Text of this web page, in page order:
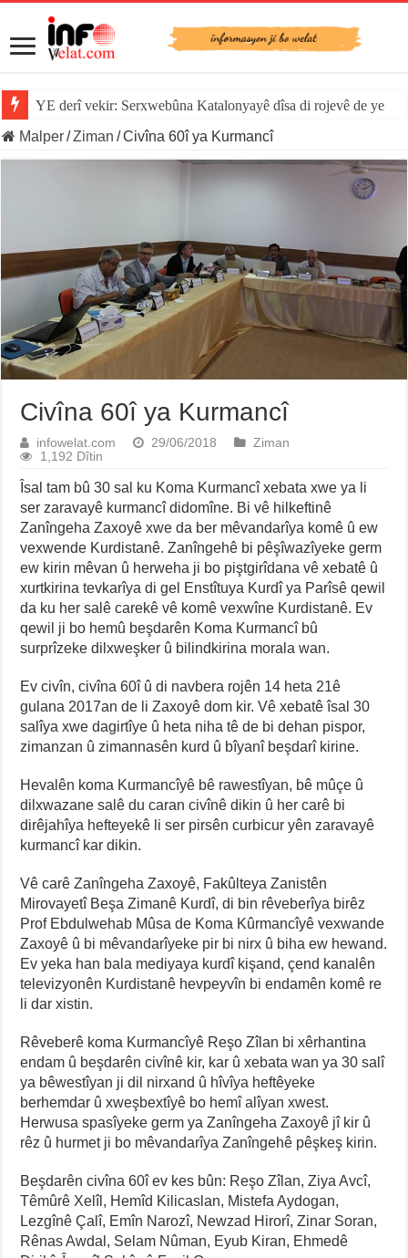
YE derî vekir: Serxwebûna Katalonyayê dîsa di rojevê de ye
Malper/Ziman /Civîna 60î ya Kurmancî
Civîna 60î ya Kurmancî
infowelat.com 29/06/2018
Ziman
1,192 Dîtin
Îsal tam bû 30 sal ku Koma Kurmancî xebata xwe ya li
ser zaravayê kurmancî didomîne. Bi vê hilkeftinê
Zanîngeha Zaxoyê xwe da ber mêvandarîya komê û ew
vexwende Kurdistanê. Zanîngehê bi pêşîwazîyeke germ
ew kirin mêvan û herweha ji bo piştgirîdana vê xebatê û
xurtkirina tevkarîya di gel Enstîtuya Kurdî ya Parîsê qewil
da ku her salê carekê vê komê vexwîne Kurdistanê. Ev
qewil ji bo hemû beşdarên Koma Kurmancî bû
surprîzeke dilxweşker û bilindkirina morala wan.
Ev civîn, civîna 60î û di navbera rojên 14 heta 21ê
gulana 2017an de li Zaxoyê dom kir. Vê xebatê îsal 30
salîya xwe dagirtîye û heta niha tê de bi dehan pispor,
zimanzan û zimannasên kurd û bîyanî beşdarî kirine.
Hevalên koma Kurmancîyê bê rawestîyan, bê mûçe û
dilxwazane salê du caran civînê dikin û her carê bi
dirêjahîya hefteyekê li ser pirsên curbicur yên zaravayê
kurmancî kar dikin.
Vê carê Zanîngeha Zaxoyê, Fakûlteya Zanistên
Mirovayetî Beşa Zimanê Kurdî, di bin rêveberîya birêz
Prof Ebdulwehab Mûsa de Koma Kûrmancîyê vexwande
Zaxoyê û bi mêvandarîyeke pir bi nirx û biha ew hewand.
Ev yeka han bala mediyaya kurdî kişand, çend kanalên
televizyonên Kurdistanê hevpeyvîn bi endamên komê re
li dar xistin.
Rêveberê koma Kurmancîyê Reşo Zîlan bi xêrhantina
endam û beşdarên civînê kir, kar û xebata wan ya 30 salî
ya bêwestîyan ji dil nirxand û hîvîya heftêyeke
berhemdar û xweşbextîyê bo hemî alîyan xwest.
Herwusa spasîyeke germ ya Zanîngeha Zaxoyê jî kir û
rêz û hurmet ji bo mêvandarîya Zanîngehê pêşkeş kirin.
Beşdarên civîna 60î ev kes bûn: Reşo Zîlan, Ziya Avcî,
Têmûrê Xelîl, Hemîd Kilicaslan, Mistefa Aydogan,
Lezgînê Çalî, Emîn Narozî, Newzad Hirorî, Zinar Soran,
Rênas Awdal, Selam Nûman, Eyub Kiran, Ehmedê